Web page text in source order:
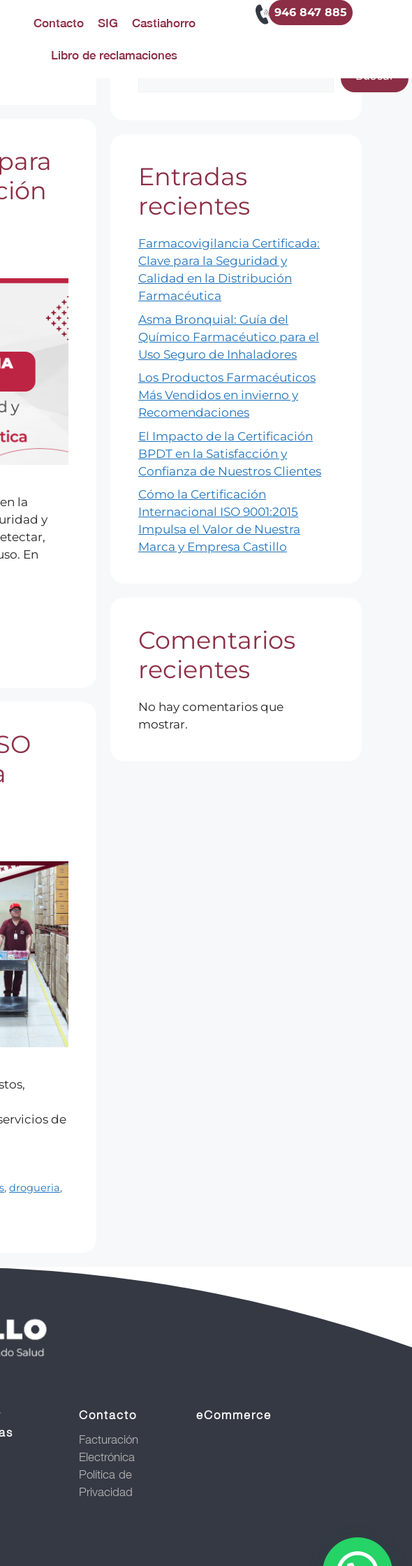
Contacto SIG Castiahorro
Libro de reclamaciones
946 847 885
la
y
En
de
,drogueria,
Buscar
Buscar
Entradas
recientes
Farmacovigilancia Certificada:
Clave para la Seguridad y
Calidad en la Distribución
Farmacéutica
Asma Bronquial: Guía del
Químico Farmacéutico para el
Uso Seguro de Inhaladores
Los Productos Farmacéuticos
Más Vendidos en invierno y
Recomendaciones
El Impacto de la Certificación
BPDT en la Satisfacción y
Confianza de Nuestros Clientes
Cómo la Certificación
Internacional ISO 9001:2015
Impulsa el Valor de Nuestra
Marca y Empresa Castillo
Comentarios
recientes
No hay comentarios que
mostrar.
Contacto
Facturación
Electrónica
Política de
Privacidad
eCommerce